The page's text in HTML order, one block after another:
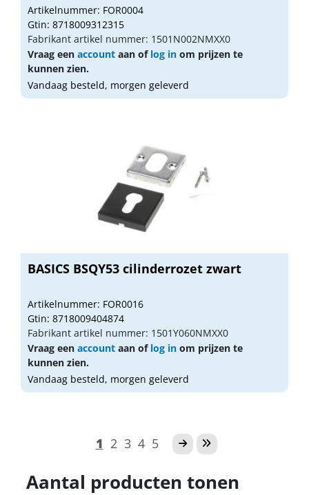
Artikelnummer: FOR0004
Gtin: 8718009312315
Fabrikant artikel nummer: 1501N002NMXX0
Vraag een account aan of log in om prijzen te
kunnen zien.
Vandaag besteld, morgen geleverd
BASICS BSQY53 cilinderrozet zwart
Artikelnummer: FOR0016
Gtin: 8718009404874
Fabrikant artikel nummer: 1501Y060NMXX0
Vraag een account aan of log in om prijzen te
kunnen zien.
Vandaag besteld, morgen geleverd
1 2 3 4 5
Aantal producten tonen